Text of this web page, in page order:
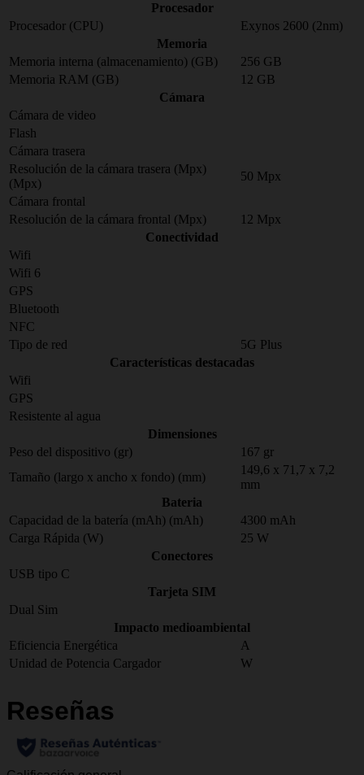
Procesador
Procesador (CPU)
Exynos 2600 (2nm)
Memoria
Memoria interna (almacenamiento) (GB)
256 GB
Memoria RAM (GB)
12 GB
Cámara
Cámara de video
Flash
Cámara trasera
Resolución de la cámara trasera (Mpx)
(Mpx)
50 Mpx
Cámara frontal
Resolución de la cámara frontal (Mpx)
12 Mpx
Conectividad
Wifi
Wifi 6
GPS
Bluetooth
NFC
Tipo de red
5G Plus
Características destacadas
Wifi
GPS
Resistente al agua
Dimensiones
Peso del dispositivo (gr)
167 gr
Tamaño (largo x ancho x fondo) (mm)
149,6 x 71,7 x 7,2
mm
Bateria
Capacidad de la batería (mAh) (mAh)
4300 mAh
Carga Rápida (W)
25 W
Conectores
USB tipo C
Tarjeta SIM
Dual Sim
Impacto medioambiental
Eficiencia Energética
A
Unidad de Potencia Cargador
W